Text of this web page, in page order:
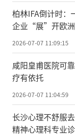
柏林IFA倒计时：
企业“展”开欧洲
2026-07-07 11:09:15
咸阳皇甫医院可
疗有依托
2026-07-07 11:04:59
长沙心理不舒服
精神心理科专业